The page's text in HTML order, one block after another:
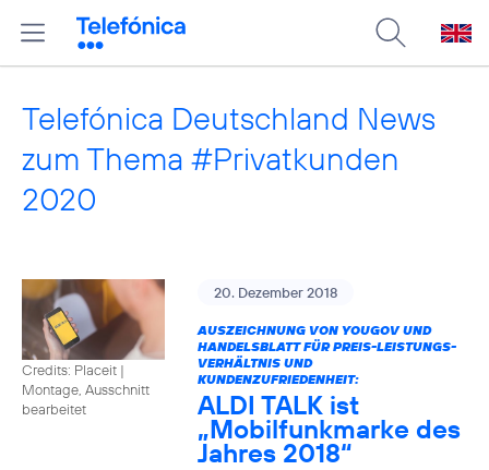
Telefónica Deutschland News
zum Thema #Privatkunden
2020
Credits: Placeit |
Montage, Ausschnitt
bearbeitet
20. Dezember 2018
AUSZEICHNUNG VON YOUGOV UND
HANDELSBLATT FÜR PREIS-LEISTUNGS-
VERHÄLTNIS UND
KUNDENZUFRIEDENHEIT:
ALDI TALK ist
„Mobilfunkmarke des
Jahres 2018“